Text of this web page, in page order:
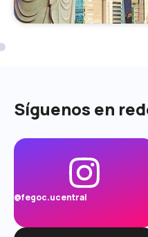
Síguenos en
@fegoc.ucentral